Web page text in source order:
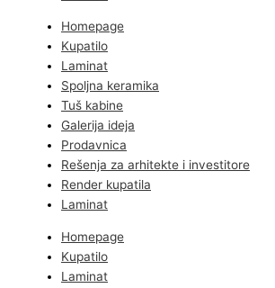
Homepage
Kupatilo
Laminat
Spoljna keramika
Tuš kabine
Galerija ideja
Prodavnica
Rešenja za arhitekte i investitore
Render kupatila
Laminat
Homepage
Kupatilo
Laminat